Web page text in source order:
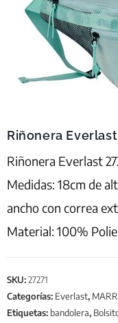
Riñonera Everlast
Riñonera Everlast
Medidas: 18cm de
ancho con correa
Material: 100%
SKU:27271
Categorías: Everlast,
Etiquetas: bandolera,